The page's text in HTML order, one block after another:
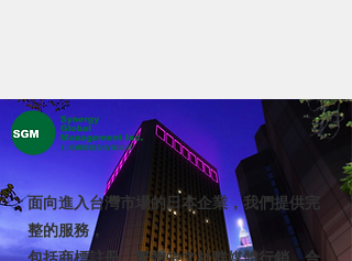
面向進入台灣市場的日本企業，我們提供完
整的服務，